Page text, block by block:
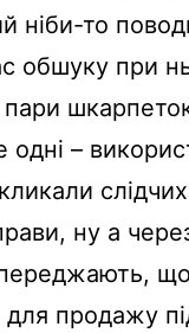
ніби-то
обшуку при
–
ну а
що
продажу